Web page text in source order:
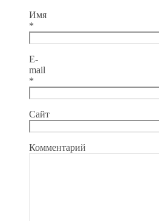
Имя
*
E-
mail
*
Сайт
Комментарий